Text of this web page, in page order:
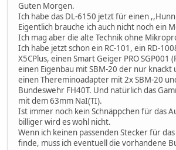
Guten Morgen.
Ich habe das DL-6150 jetzt für einen
Eigentlich brauche ich auch nicht noch ein
Ich mag aber die alte Technik ohne
Ich habe jetzt schon ein RC-101, ein RD-
X5CPlus, einen Smart Geiger PRO SGP001
einen Eigenbau mit SBM-20 der nur knackt
einen Thereminoadapter mit 2x SBM-20
Bundeswehr FH40T. Und natürlich das
mit dem 63mm NaI(TI).
Ist immer noch kein Schnäppchen für das
billiger wird es wohl nicht.
Wenn ich keinen passenden Stecker für
finde, muss ich eventuell die vorhandene